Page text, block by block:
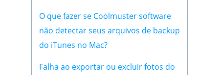
O que fazer se Coolmuster software
não detectar seus arquivos de backup
do iTunes no Mac?
Falha ao exportar ou excluir fotos do